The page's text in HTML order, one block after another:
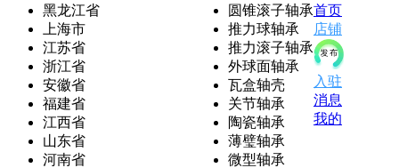
黑龙江省
上海市
江苏省
浙江省
安徽省
福建省
江西省
山东省
河南省
圆锥滚子轴承
推力球轴承
推力滚子轴承
外球面轴承
瓦盒轴壳
关节轴承
陶瓷轴承
薄璧轴承
微型轴承
首页
店铺
入驻
消息
我的